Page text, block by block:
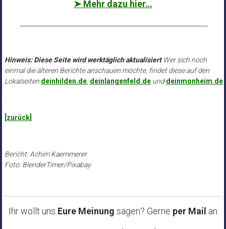
➤ Mehr dazu hier…
Hinweis: Diese Seite wird werktäglich aktualisiert Wer sich noch
einmal die älteren Berichte anschauen möchte, findet diese auf den
Lokalseiten deinhilden.de, deinlangenfeld.deunddeinmonheim.de.
[zurück]
Bericht: Achim Kaemmerer
Foto: BlenderTimer/Pixabay
Ihr wollt uns Eure Meinung sagen? Gerne per Mail an